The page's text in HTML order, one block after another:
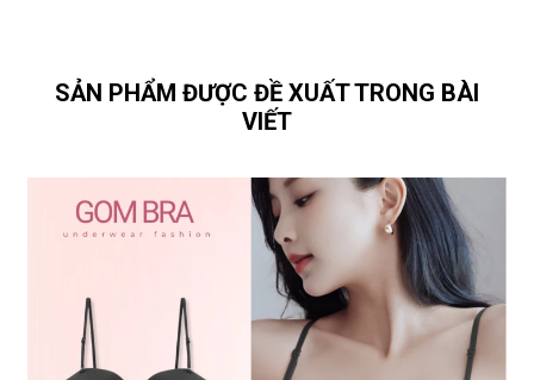
SẢN PHẨM ĐƯỢC ĐỀ XUẤT TRONG BÀI
VIẾT